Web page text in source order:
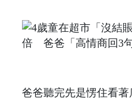
爸爸聽完先是愣住看